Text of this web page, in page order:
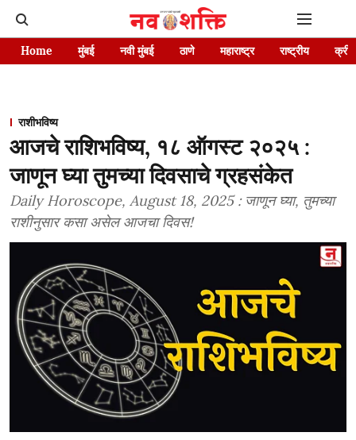
Home मुंबई नवी मुंबई ठाणे महाराष्ट्र राष्ट्रीय
राशीभविष्य
आजचे राशिभविष्य, १८ ऑगस्ट २०२५ :
जाणून घ्या तुमच्या दिवसाचे ग्रहसंकेत
Daily Horoscope, August 18, 2025 : जाणून घ्या, तुमच्या
राशीनुसार कसा असेल आजचा दिवस!